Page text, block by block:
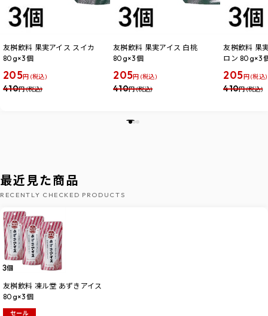
友桝飲料 果実アイス スイカ
80g×3個
205円 (税込)
410円 (税込)
友桝飲料 果実アイス 白桃
80g×3個
205円 (税込)
410円 (税込)
友桝飲料 果
ロン 80g×3
205円 (税込)
410円 (税込)
最近見た商品
RECENTLY CHECKED PRODUCTS
友桝飲料 凍ル堂 あずきアイス
80g×3個
セール